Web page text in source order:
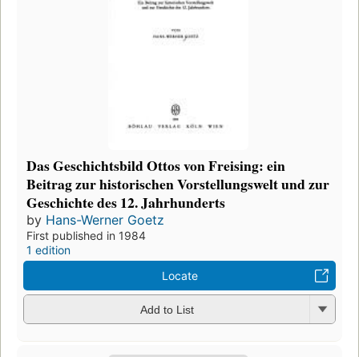
Das Geschichtsbild Ottos von Freising: ein
Beitrag zur historischen Vorstellungswelt und zur
Geschichte des 12. Jahrhunderts
by Hans-Werner Goetz
First published in 1984
1 edition
Locate
Add to List